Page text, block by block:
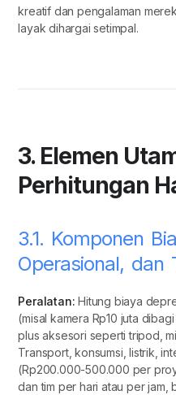
kreatif dan pengalaman
layak dihargai setimpal.
3. Elemen
Perhitungan
3.1. Komponen
Operasional, dan
Peralatan: Hitung biaya
(misal kamera Rp10 juta
plus aksesori seperti tripod,
Transport, konsumsi, listrik,
(Rp200.000-500.000 per
dan tim per hari atau per jam,